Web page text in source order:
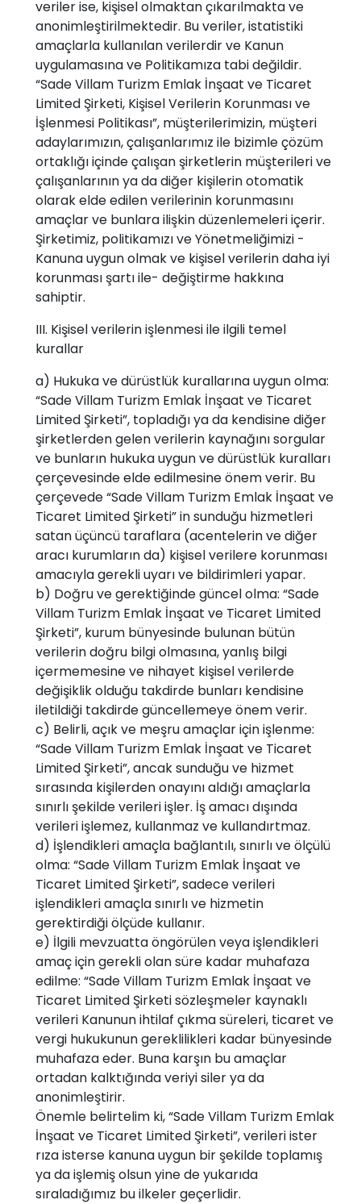
veriler ise, kişisel olmaktan çıkarılmakta ve
anonimleştirilmektedir. Bu veriler, istatistiki
amaçlarla kullanılan verilerdir ve Kanun
uygulamasına ve Politikamıza tabi değildir.
“Sade Villam Turizm Emlak İnşaat ve Ticaret
Limited Şirketi, Kişisel Verilerin Korunması ve
İşlenmesi Politikası”, müşterilerimizin, müşteri
adaylarımızın, çalışanlarımız ile bizimle çözüm
ortaklığı içinde çalışan şirketlerin müşterileri ve
çalışanlarının ya da diğer kişilerin otomatik
olarak elde edilen verilerinin korunmasını
amaçlar ve bunlara ilişkin düzenlemeleri içerir.
Şirketimiz, politikamızı ve Yönetmeliğimizi -
Kanuna uygun olmak ve kişisel verilerin daha iyi
korunması şartı ile- değiştirme hakkına
sahiptir.
III. Kişisel verilerin işlenmesi ile ilgili temel
kurallar
a) Hukuka ve dürüstlük kurallarına uygun olma:
“Sade Villam Turizm Emlak İnşaat ve Ticaret
Limited Şirketi”, topladığı ya da kendisine diğer
şirketlerden gelen verilerin kaynağını sorgular
ve bunların hukuka uygun ve dürüstlük kuralları
çerçevesinde elde edilmesine önem verir. Bu
çerçevede “Sade Villam Turizm Emlak İnşaat ve
Ticaret Limited Şirketi” in sunduğu hizmetleri
satan üçüncü taraflara (acentelerin ve diğer
aracı kurumların da) kişisel verilere korunması
amacıyla gerekli uyarı ve bildirimleri yapar.
b) Doğru ve gerektiğinde güncel olma: “Sade
Villam Turizm Emlak İnşaat ve Ticaret Limited
Şirketi”, kurum bünyesinde bulunan bütün
verilerin doğru bilgi olmasına, yanlış bilgi
içermemesine ve nihayet kişisel verilerde
değişiklik olduğu takdirde bunları kendisine
iletildiği takdirde güncellemeye önem verir.
c) Belirli, açık ve meşru amaçlar için işlenme:
“Sade Villam Turizm Emlak İnşaat ve Ticaret
Limited Şirketi”, ancak sunduğu ve hizmet
sırasında kişilerden onayını aldığı amaçlarla
sınırlı şekilde verileri işler. İş amacı dışında
verileri işlemez, kullanmaz ve kullandırtmaz.
d) İşlendikleri amaçla bağlantılı, sınırlı ve ölçülü
olma: “Sade Villam Turizm Emlak İnşaat ve
Ticaret Limited Şirketi”, sadece verileri
işlendikleri amaçla sınırlı ve hizmetin
gerektirdiği ölçüde kullanır.
e) İlgili mevzuatta öngörülen veya işlendikleri
amaç için gerekli olan süre kadar muhafaza
edilme: “Sade Villam Turizm Emlak İnşaat ve
Ticaret Limited Şirketi sözleşmeler kaynaklı
verileri Kanunun ihtilaf çıkma süreleri, ticaret ve
vergi hukukunun gereklilikleri kadar bünyesinde
muhafaza eder. Buna karşın bu amaçlar
ortadan kalktığında veriyi siler ya da
anonimleştirir.
Önemle belirtelim ki, “Sade Villam Turizm Emlak
İnşaat ve Ticaret Limited Şirketi”, verileri ister
rıza isterse kanuna uygun bir şekilde toplamış
ya da işlemiş olsun yine de yukarıda
sıraladığımız bu ilkeler geçerlidir.